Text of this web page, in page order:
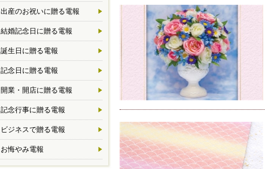
出産のお祝いに贈る電報
結婚記念日に贈る電報
誕生日に贈る電報
記念日に贈る電報
開業・開店に贈る電報
記念行事に贈る電報
ビジネスで贈る電報
お悔やみ電報